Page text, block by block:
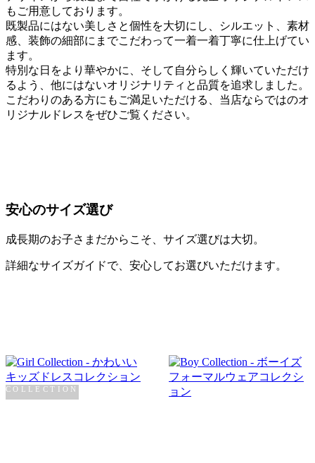
もご用意しております。
既製品にはない美しさと個性を大切にし、シルエット、素材
感、装飾の細部にまでこだわって一着一着丁寧に仕上げてい
ます。
特別な日をより華やかに、そして自分らしく輝いていただけ
るよう、他にはないオリジナリティと品質を追求しました。
こだわりのある方にもご満足いただける、当店ならではのオ
リジナルドレスをぜひご覧ください。
安心のサイズ選び
成長期のお子さまだからこそ、サイズ選びは大切。
詳細なサイズガイドで、安心してお選びいただけます。
COLLECTION